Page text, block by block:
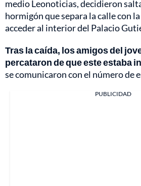
medio Leonoticias, decidieron
hormigón que separa la calle con
acceder al interior del Palacio
Tras la caída, los amigos del
percataron de que este estaba
se comunicaron con el número de
PUBLICIDAD